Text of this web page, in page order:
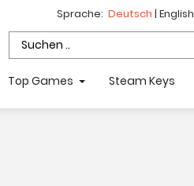
Sprache: Deutsch | English
Top Games Steam Keys